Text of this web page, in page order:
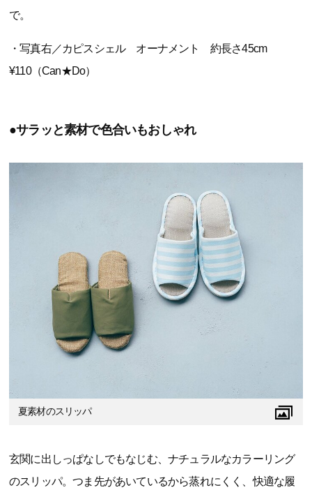
で。
・写真右／カピスシェル オーナメント 約長さ45cm
¥110（Can★Do）
●サラッと素材で色合いもおしゃれ
夏素材のスリッパ
玄関に出しっぱなしでもなじむ、ナチュラルなカラーリング
のスリッパ。つま先があいているから蒸れにくく、快適な履